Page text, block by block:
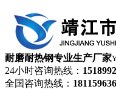
耐磨耐热钢专业生产厂家
24小时咨询热线：
全国咨询热线：